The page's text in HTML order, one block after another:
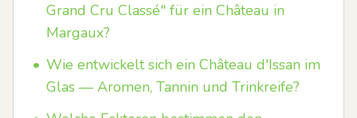
Grand Cru Classé" für ein Château in
Margaux?
• Wie entwickelt sich ein Château d'Issan im
Glas — Aromen, Tannin und Trinkreife?